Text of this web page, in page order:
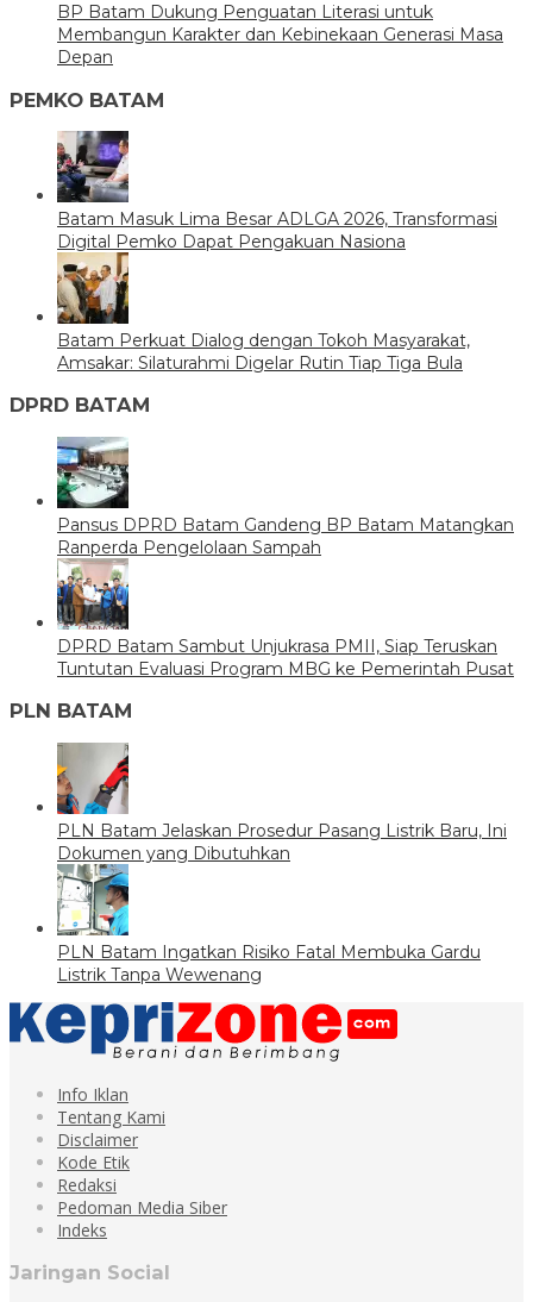
BP Batam Dukung Penguatan Literasi untuk
Membangun Karakter dan Kebinekaan Generasi Masa
Depan
PEMKO BATAM
Batam Masuk Lima Besar ADLGA 2026, Transformasi
Digital Pemko Dapat Pengakuan Nasiona
Batam Perkuat Dialog dengan Tokoh Masyarakat,
Amsakar: Silaturahmi Digelar Rutin Tiap Tiga Bula
DPRD BATAM
Pansus DPRD Batam Gandeng BP Batam Matangkan
Ranperda Pengelolaan Sampah
DPRD Batam Sambut Unjukrasa PMII, Siap Teruskan
Tuntutan Evaluasi Program MBG ke Pemerintah Pusat
PLN BATAM
PLN Batam Jelaskan Prosedur Pasang Listrik Baru, Ini
Dokumen yang Dibutuhkan
PLN Batam Ingatkan Risiko Fatal Membuka Gardu
Listrik Tanpa Wewenang
Info Iklan
Tentang Kami
Disclaimer
Kode Etik
Redaksi
Pedoman Media Siber
Indeks
Jaringan Social